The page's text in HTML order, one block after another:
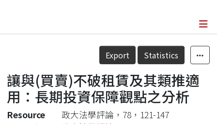
Statistics
Details
Export Statistics
讓與(買賣)不破租賃及其類推適
用：長期投資保障觀點之分析
Resource
政大法學評論，78，121-147